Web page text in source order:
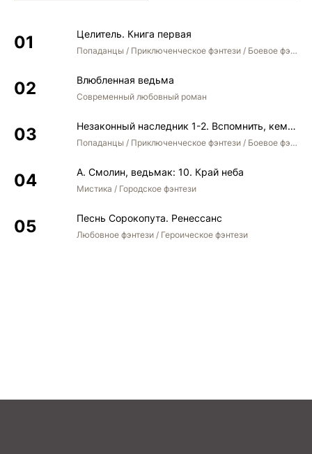
037
039
041
043
045
053
Целитель. Книга первая
Попаданцы / Приключенческое фэнтези / Боевое фэнтези
Влюбленная ведьма
Современный любовный роман
Незаконный наследник 1-2. Вспомнить, кем был. Стать собой. Остаться собой
Попаданцы / Приключенческое фэнтези / Боевое фэнтези / Юмористическое фэнтези
А. Смолин, ведьмак: 10. Край неба
Мистика / Городское фэнтези
Песнь Сорокопута. Ренессанс
Любовное фэнтези / Героическое фэнтези